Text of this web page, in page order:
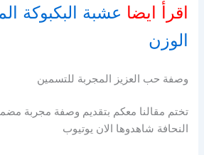
اقرأ ايضا عشبة البكبوكة
الوزن
وصفة حب العزيز المجربة للتسمين
تختم مقالنا معكم بتقديم وصفة مجربة
النحافة شاهدوها الان يوتيوب